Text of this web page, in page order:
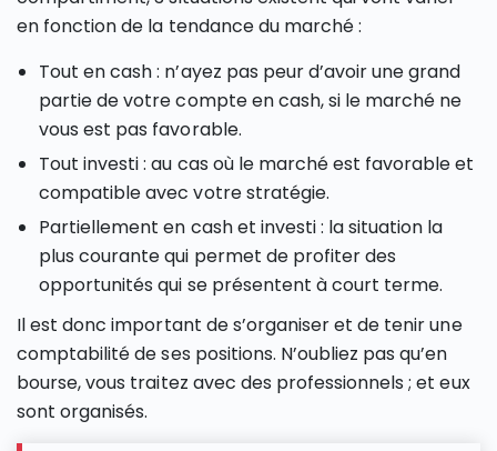
en fonction de la tendance du marché :
Tout en cash : n’ayez pas peur d’avoir une grand
partie de votre compte en cash, si le marché ne
vous est pas favorable.
Tout investi : au cas où le marché est favorable et
compatible avec votre stratégie.
Partiellement en cash et investi : la situation la
plus courante qui permet de profiter des
opportunités qui se présentent à court terme.
Il est donc important de s’organiser et de tenir une
comptabilité de ses positions. N’oubliez pas qu’en
bourse, vous traitez avec des professionnels ; et eux
sont organisés.